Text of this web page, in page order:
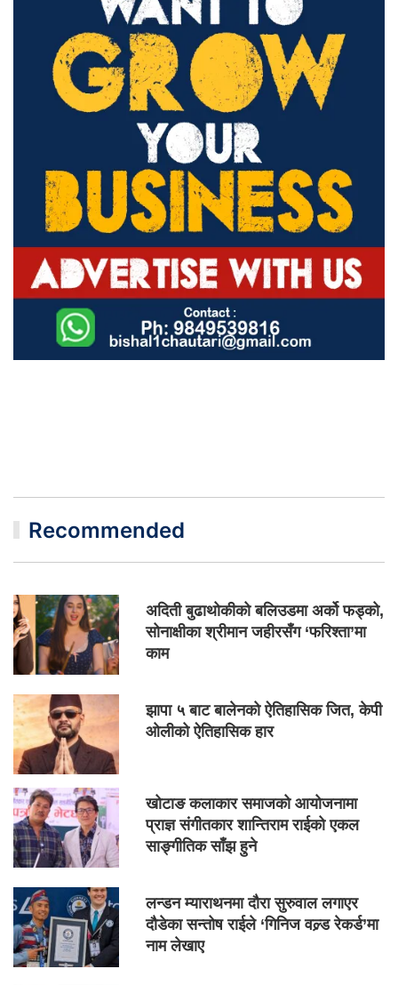
Recommended
अदिती बुढाथोकीको बलिउडमा अर्को फड्को,
सोनाक्षीका श्रीमान जहीरसँग ‘फरिश्ता’मा
काम
झापा ५ बाट बालेनको ऐतिहासिक जित, केपी
ओलीको ऐतिहासिक हार
खोटाङ कलाकार समाजको आयोजनामा
प्राज्ञ संगीतकार शान्तिराम राईको एकल
साङ्गीतिक साँझ हुने
लन्डन म्याराथनमा दौरा सुरुवाल लगाएर
दौडेका सन्तोष राईले ‘गिनिज वल्र्ड रेकर्ड’मा
नाम लेखाए